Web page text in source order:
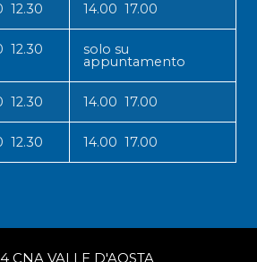
12.30 14.00 17.00
12.30 solo su
appuntamento
12.30 14.00 17.00
12.30 14.00 17.00
CNA VALLE D'AOSTA